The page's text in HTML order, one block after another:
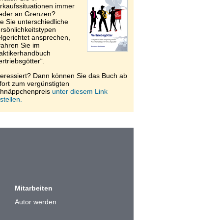
immer
an Grenzen?
Sie unterschiedliche
ansprechen,
Sie im
Dann können Sie das Buch ab
zum vergünstigten
unter diesem Link
Mitarbeiten
Autor werden